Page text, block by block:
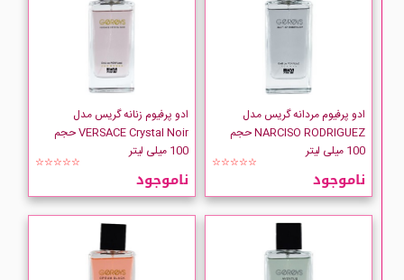
ادو پرفیوم مردانه گریس مدل
NARCISO RODRIGUEZ حجم
100 میلی لیتر
☆☆☆☆☆
ناموجود
ادو پرفیوم زنانه گریس مدل
VERSACE Crystal Noir حجم
100 میلی لیتر
☆☆☆☆☆
ناموجود